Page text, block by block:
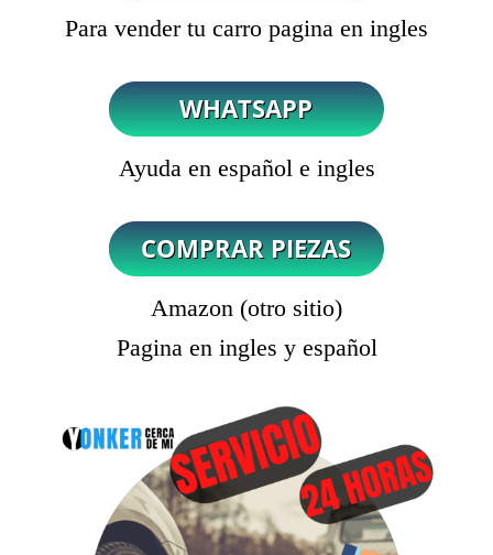
Para vender tu carro pagina en ingles
Ayuda en español e ingles
Amazon (otro sitio)
Pagina en ingles y español